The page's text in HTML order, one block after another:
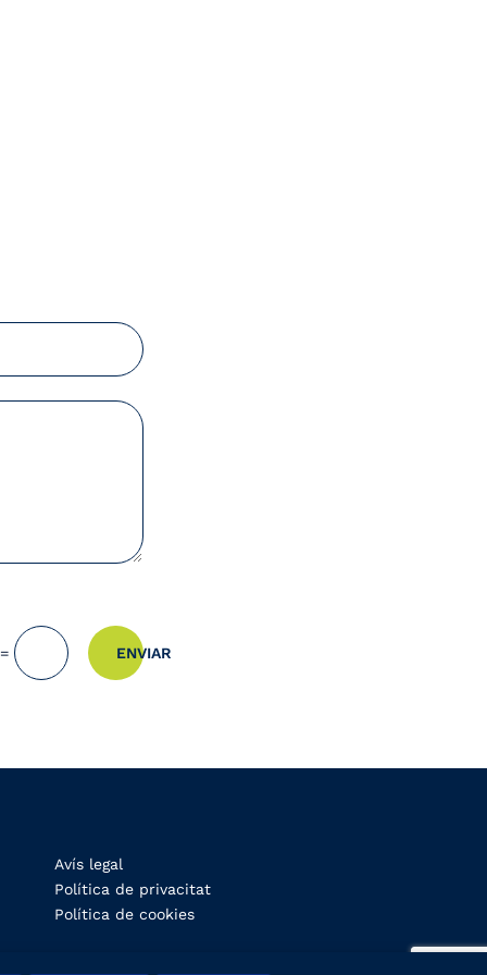
= ENVIAR
Avís legal
Política de privacitat
Política de cookies